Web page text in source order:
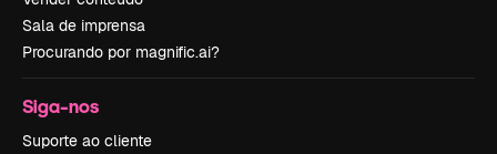
Sala de imprensa
Procurando por magnific.ai?
Siga-nos
Suporte ao cliente